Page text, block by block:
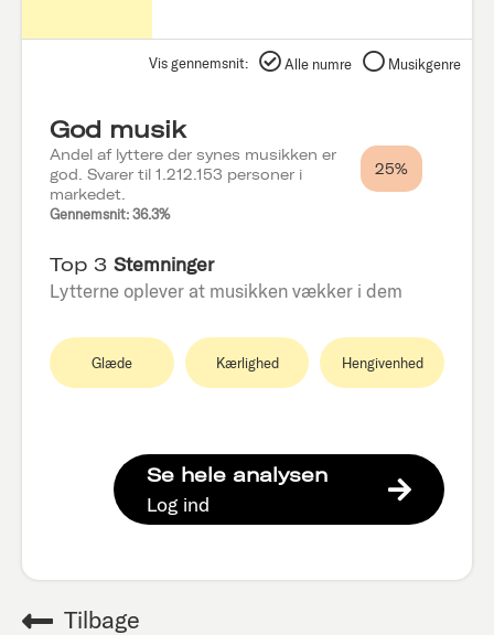
Vis gennemsnit: Alle numre Musikgenre
God musik
Andel af lyttere der synes musikken er
god. Svarer til 1.212.153 personer i
markedet.
Gennemsnit: 36.3%
25%
Top 3 Stemninger
Lytterne oplever at musikken vækker i dem
Glæde Kærlighed Hengivenhed
Se hele analysen
Log ind
Tilbage